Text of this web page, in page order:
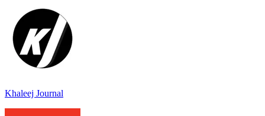
Khaleej Journal